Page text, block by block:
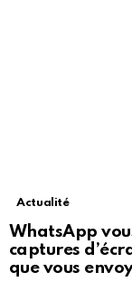
Actualité
WhatsApp
captures
que vous